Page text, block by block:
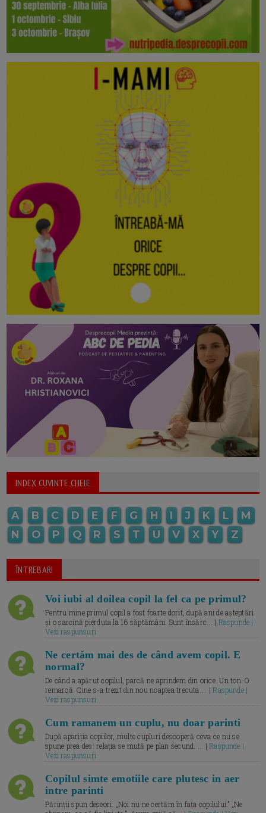
INDEX CUVINTE CHEIE
A B C D E F G H I J K L
M
N
O P Q R S T U V X Y Z
ÎNTREBARI
Voi iubi al doilea copil la fel ca pe primul?
Pentru mine primul copil a fost foarte dorit, după ani de așteptări
și o sarcină pierduta la 16 săptămâni. Sunt însărc... | Raspunde |
Vezi raspunsuri
Ne certăm mai des de când avem copil. E
normal?
De când a apărut copilul, parcă ne aprindem din orice. Un ton. O
remarcă. Cine s-a trezit din nou noaptea trecuta.... |Raspunde |
Vezi raspunsuri
Cum ramanem un cuplu, nu doar parinti
După apariția copiilor, multe cupluri descoperă ceva ce nu se
spune prea des: relația se mută pe plan secund. ... |Raspunde |
Vezi raspunsuri
Copilul simte emotiile care plutesc in aer
intre parinti
Părinții spun deseori: „Noi nu ne certăm în fața copilului.” „Ne